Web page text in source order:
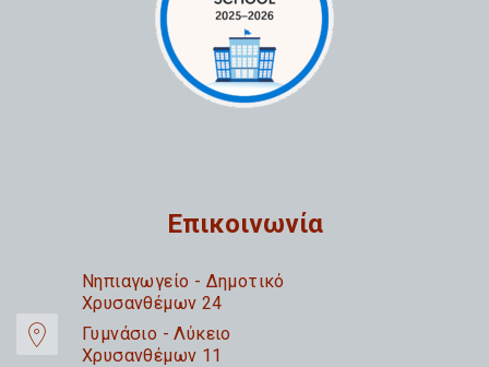
Επικοινωνία
Nηπιαγωγείο - Δημοτικό
Χρυσανθέμων 24
Γυμνάσιο - Λύκειο
Χρυσανθέμων 11